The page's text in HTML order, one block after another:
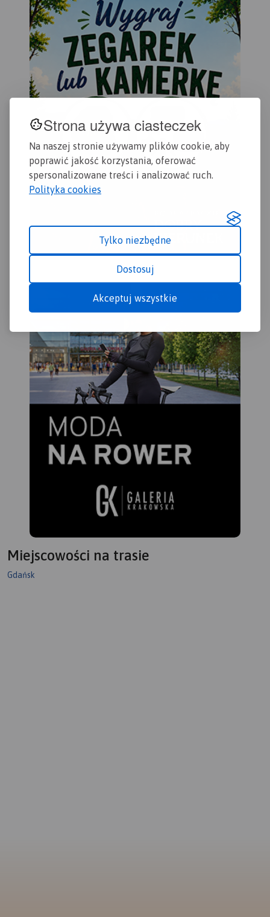
Strona używa ciasteczek
Na naszej stronie używamy plików cookie, aby
poprawić jakość korzystania, oferować
spersonalizowane treści i analizować ruch.
Polityka cookies
Tylko niezbędne
Dostosuj
Akceptuj wszystkie
Gdańska oraz opis
ciekawych miejsc.
przydatne turyście. Podano
aktualne przebiegi szlaków
pieszych, rowerowych,
konnych, nordic walking i
konnych, łącznie z
kilometrażem.
Miejscowości na trasie
Gdańsk